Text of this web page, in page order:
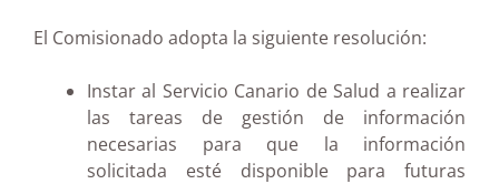
El Comisionado adopta la siguiente resolución:
Instar al Servicio Canario de Salud a realizar
las tareas de gestión de información
necesarias para que la información
solicitada esté disponible para futuras